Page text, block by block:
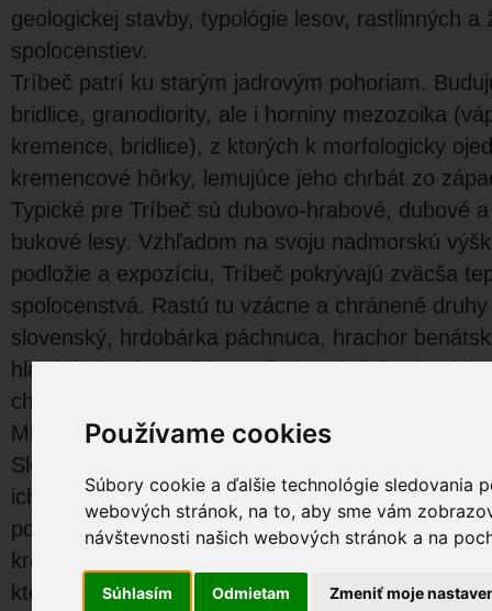
Používame cookies
Súbory cookie a ďalšie technológie sledovania
webových stránok, na to, aby sme vám
návštevnosti našich webových stránok a na
Súhlasím Odmietam Zmeniť moje
geologickej stavby, typológie lesov, rastlinných a
spolocenstiev.
Tríbeč patrí ku starým jadrovým pohoriam.
bridlice, granodiority, ale i horniny mezozoika
kremence, bridlice), z ktorých k morfologicky
kremencové hôrky, lemujúce jeho chrbát zo
Typické pre Tríbeč sú dubovo-hrabové, dubové
bukové lesy. Vzhľadom na svoju nadmorskú
podložie a expozíciu, Tríbeč pokrývajú zväcša
spolocenstvá. Rastú tu vzácne a chránené
slovenský, hrdobárka páchnuca, hrachor
hlaváčik jarný, poniklec veľkokvetý, ľalia
chránených druhov.
Mladšie pohorie sopečného pôvodu - Vtáčnik je
Slovenského stredohoria. Najrozšírenejšie v
ich pyroklastiká. Pre Vtáčnik sú typické bukové
porasty buka a jedle. Vrchol Vtáčnika pokrývajú
krovitého vzrastu, tzv. listnatá kosodrevina s
ktorej sa objavujú horské druhy rastlinstva, ako